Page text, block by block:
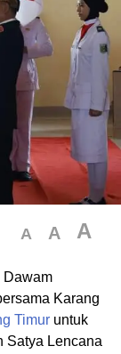
A A A
Dawam
Karang
Timur untuk
Satya Lencana